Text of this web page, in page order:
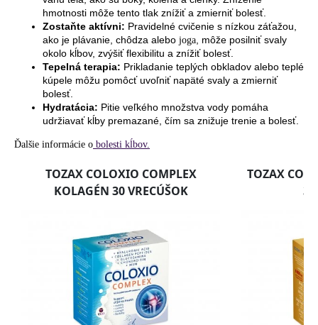
hmotnosti môže tento tlak znížiť a zmierniť bolesť.
Zostaňte aktívni: Pravidelné cvičenie s nízkou záťažou,
ako je plávanie, chôdza alebo joga, môže posilniť svaly
okolo kĺbov, zvýšiť flexibilitu a znížiť bolesť.
Tepelná terapia: Prikladanie teplých obkladov alebo teplé
kúpele môžu pomôcť uvoľniť napäté svaly a zmierniť
bolesť.
Hydratácia: Pitie veľkého množstva vody pomáha
udržiavať kĺby premazané, čím sa znižuje trenie a bolesť.
Ďalšie informácie o bolesti kĺbov.